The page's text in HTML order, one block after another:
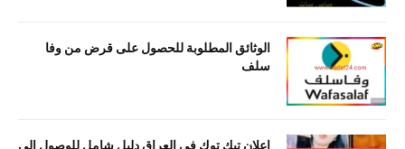
الوثائق المطلوبة للحصول على قرض من وفا
سلف
اعلان تيك توك في العراق دليل شامل للوصول إلى